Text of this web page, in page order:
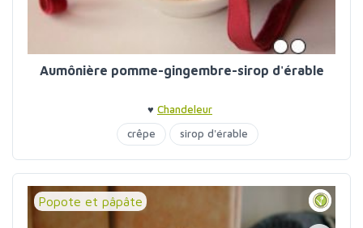
Aumônière pomme-gingembre-sirop d'érable
♥ Chandeleur
crêpe
sirop d'érable
Popote et pâpâte